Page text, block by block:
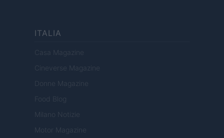
ITALIA
Casa Magazine
Cineverse Magazine
Donne Magazine
Food Blog
Milano Notizie
Motor Magazine